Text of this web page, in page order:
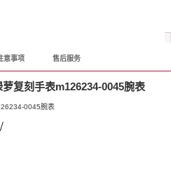
意事项 售后服务
复刻手表m126234-0045腕表
0045腕表